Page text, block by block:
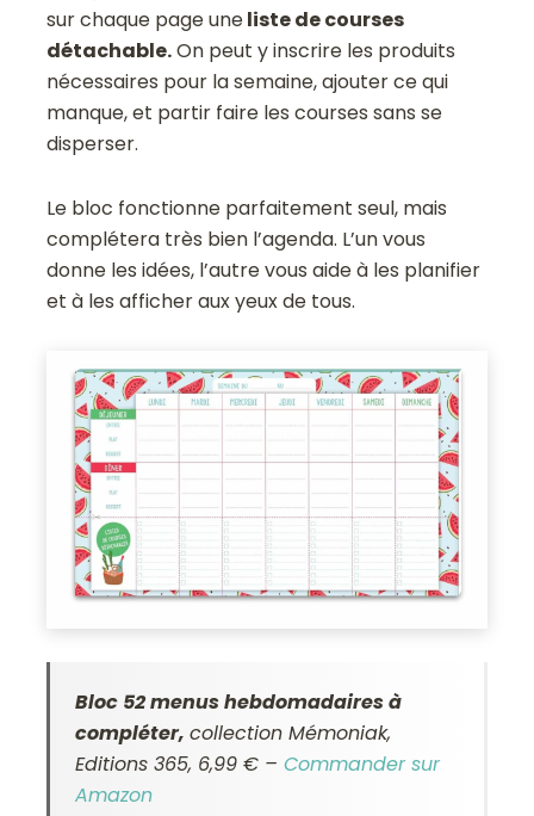
sur chaque page uneliste de courses
détachable.On peut y inscrire les produits
nécessaires pour la semaine, ajouter ce qui
manque, et partir faire les courses sans se
disperser.
Le bloc fonctionne parfaitement seul, mais
complétera très bien l’agenda. L’un vous
donne les idées, l’autre vous aide à les planifier
et à les afficher aux yeux de tous.
Bloc 52 menus hebdomadaires à
compléter,collection Mémoniak,
Editions 365, 6,99 € –Commander sur
Amazon